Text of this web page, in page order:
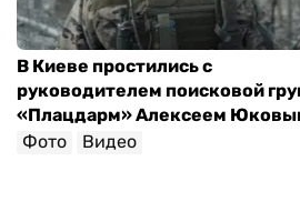
В Киеве простились с
руководителем поисковой
«Плацдарм» Алексеем
Фото
Видео